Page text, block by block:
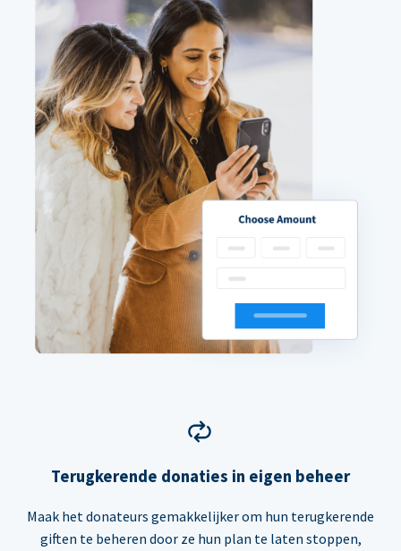
Terugkerende donaties in eigen beheer
Maak het donateurs gemakkelijker om hun terugkerende
giften te beheren door ze hun plan te laten stoppen,